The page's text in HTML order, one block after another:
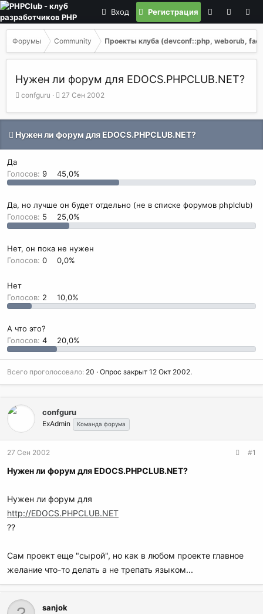
Вход Регистрация
Форумы Community Проекты клуба (devconf::php, weborub,
Нужен ли форум для EDOCS.PHPCLUB.NET?
А
т
р
т
ы
confguru
Д
т
н
а
а
л
27 Сен 2002
Нужен ли форум для EDOCS.PHPCLUB.NET?
Да
Голосов: 9 45,0%
Да, но лучше он будет отдельно (не в списке форумов phplclub)
Голосов: 5 25,0%
Нет, он пока не нужен
Голосов: 0 0,0%
Нет
Голосов: 2 10,0%
А что это?
Голосов: 4 20,0%
Всего проголосовало 20 Опрос закрыт 12 Окт 2002.
confguru
ExAdmin Команда форума
27 Сен 2002 #1
Нужен ли форум для EDOCS.PHPCLUB.NET?
Нужен ли форум для
http://EDOCS.PHPCLUB.NET
??
Сам проект еще "сырой", но как в любом проекте главное
желание что-то делать а не трепать языком...
sanjok